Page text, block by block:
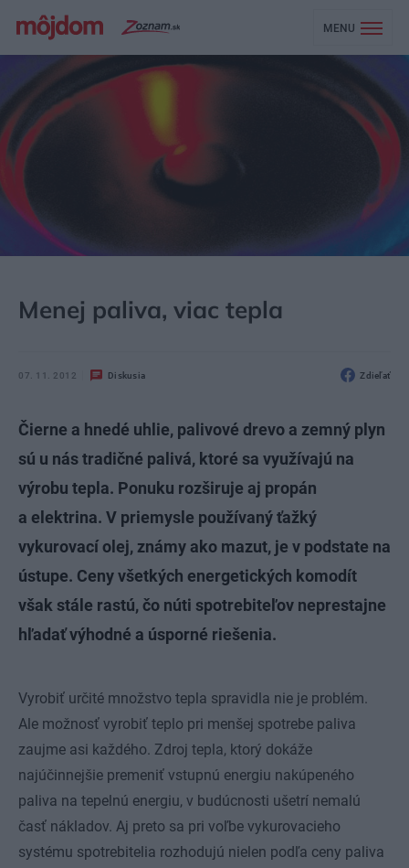
MENU
Menej paliva, viac tepla
07. 11. 2012 Diskusia Zdieľať
Čierne a hnedé uhlie, palivové drevo a zemný plyn
sú u nás tradičné palivá, ktoré sa využívajú na
výrobu tepla. Ponuku rozširuje aj propán
a elektrina. V priemysle používaný ťažký
vykurovací olej, známy ako mazut, je v podstate na
ústupe. Ceny všetkých energetických komodít
však stále rastú, čo núti spotrebiteľov neprestajne
hľadať výhodné a úsporné riešenia.
Vyrobiť určité množstvo tepla spravidla nie je problém.
Ale možnosť vyrobiť teplo pri menšej spotrebe paliva
zaujme asi každého. Zdroj tepla, ktorý dokáže
najúčinnejšie premeniť vstupnú energiu nakúpeného
paliva na tepelnú energiu, v budúcnosti ušetrí nemalú
časť nákladov. Aj preto sa pri voľbe vykurovacieho
systému spotrebitelia rozhodujú nielen podľa ceny paliva